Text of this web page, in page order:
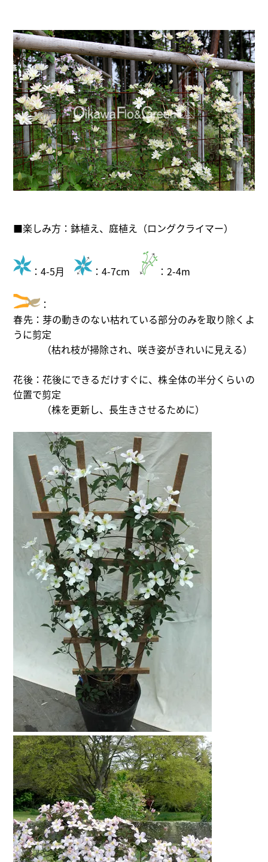
■楽しみ方：鉢植え、庭植え（ロングクライマー）
：4-5月 ：4-7cm ：2-4m
：
春先：芽の動きのない枯れている部分のみを取り除くよ
うに剪定
（枯れ枝が掃除され、咲き姿がきれいに見える）
花後：花後にできるだけすぐに、株全体の半分くらいの
位置で剪定
（株を更新し、長生きさせるために）